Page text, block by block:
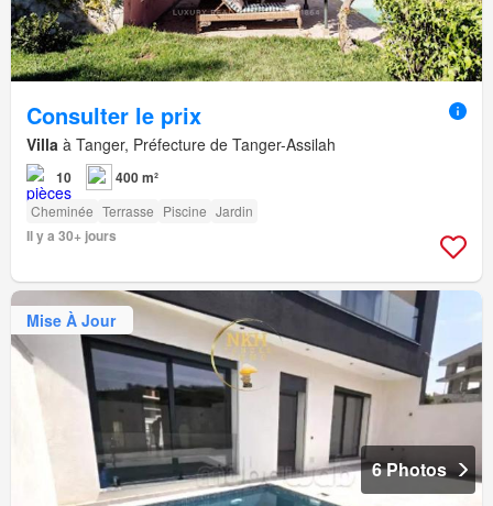
Consulter le prix
Villa à Tanger, Préfecture de Tanger-Assilah
10 400 m²
Cheminée Terrasse Piscine Jardin
Il y a 30+ jours
Mise À Jour
6 Photos